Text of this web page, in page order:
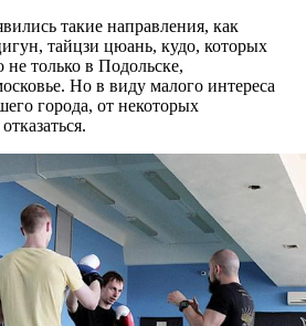
такие направления, как
тайцзи цюань, кудо, которых
только в Подольске,
Но в виду малого интереса
города, от некоторых